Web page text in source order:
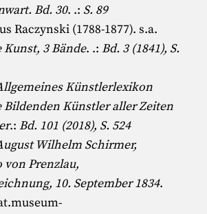
Bd. 30. .: S. 89
Raczynski (1788-1877). s.a.
Kunst, 3 Bände. .: Bd. 3 (1841), S.
Künstlerlexikon
Bildenden Künstler aller Zeiten
.: Bd. 101 (2018), S. 524
Wilhelm Schirmer,
von Prenzlau,
10. September 1834.